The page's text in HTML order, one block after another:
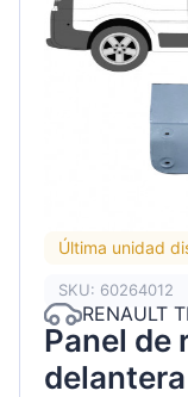
Última unidad
SKU: 60264012
RENAULT
Panel de